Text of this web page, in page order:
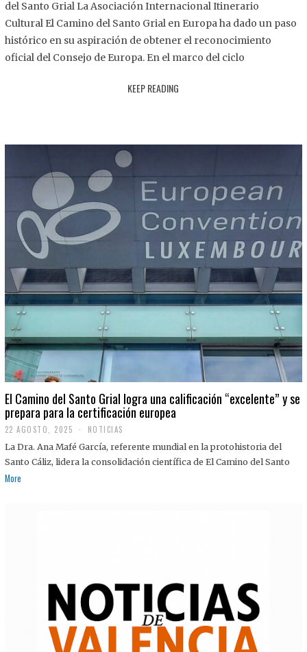
2
2
del Santo Grial La Asociación Internacional Itinerario
Cultural El Camino del Santo Grial en Europa ha dado un paso
histórico en su aspiración de obtener el reconocimiento
oficial del Consejo de Europa. En el marco del ciclo
KEEP READING
El Camino del Santo Grial logra una calificación “excelente” y se
prepara para la certificación europea
22 AGOSTO, 2025
2
A
G
NOTICIAS
La Dra. Ana Mafé García, referente mundial en la protohistoria del
Santo Cáliz, lidera la consolidación científica de El Camino del Santo
More